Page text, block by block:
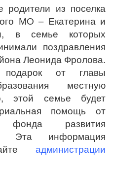
родители из поселка
МО – Екатерина и
в семье которых
поздравления
Леонида Фролова.
от главы
местную
этой семье будет
помощь от
фонда развития
Эта информация
администрации